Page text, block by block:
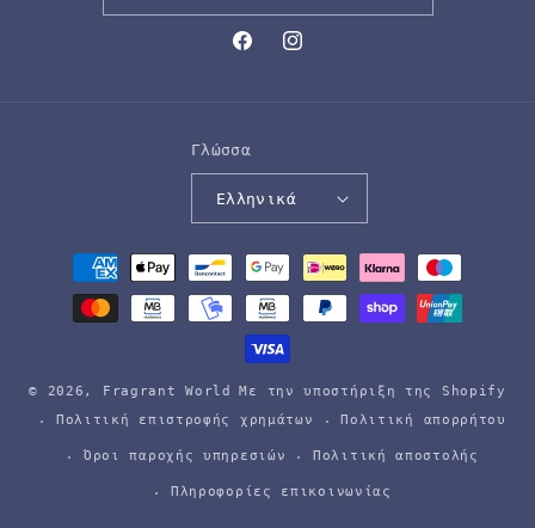
FacebookInstagram
Γλώσσα
Ελληνικά
Μέθοδοι
πληρωμής
© 2026, Fragrant World
Με την υποστήριξη της Shopify
Πολιτική επιστροφής χρημάτων
Πολιτική απορρήτου
Όροι παροχής υπηρεσιών Πολιτική αποστολής
Πληροφορίες επικοινωνίας